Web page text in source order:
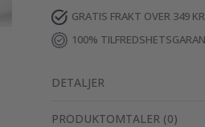
GRATIS FRAKT OVER 349 KR
100%
DETALJER
PRODUKTOMTALER (0)